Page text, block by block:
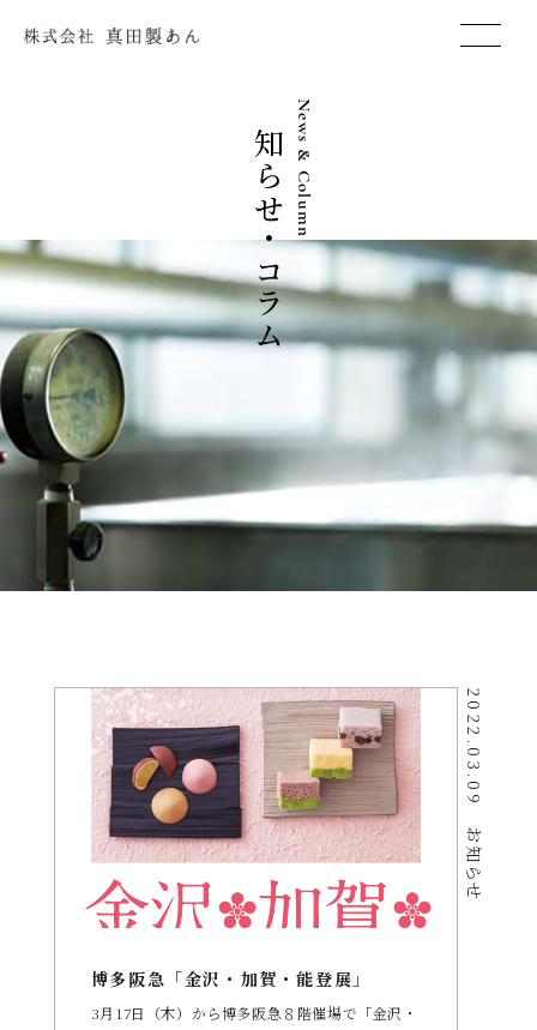
株式会社 真田製あん
あんの真田の製品
SANADAの製品（OEM）
事例のご紹介
お知らせ・コラム
オンラインショップ
News & Column
お知らせ・コラム
2022.03.09
お知らせ
博多阪急「金沢・加賀・能登展」
3月17日（木）から博多阪急８階催場で「金沢・